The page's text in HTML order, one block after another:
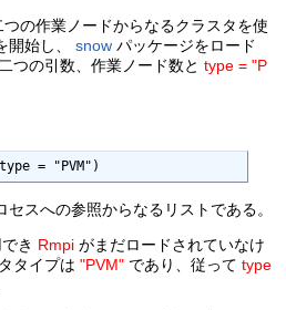
の作業ノードからなるクラスタを使
開始し、snow パッケージをロード
つの引数、作業ノード数とtype = "P
= "PVM")
スへの参照からなるリストである。
き Rmpi がまだロードされていなけ
タイプは"PVM" であり、従ってtype